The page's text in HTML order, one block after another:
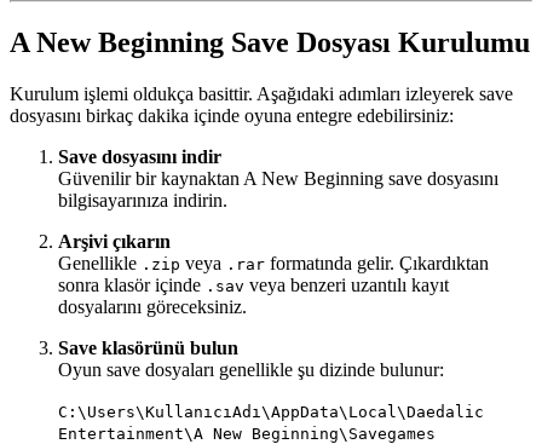
A New Beginning Save Dosyası Kurulumu
Kurulum işlemi oldukça basittir. Aşağıdaki adımları izleyerek save
dosyasını birkaç dakika içinde oyuna entegre edebilirsiniz:
Save dosyasını indir
Güvenilir bir kaynaktan A New Beginning save dosyasını
bilgisayarınıza indirin.
Arşivi çıkarın
Genellikle .zip veya .rar formatında gelir. Çıkardıktan
sonra klasör içinde .sav veya benzeri uzantılı kayıt
dosyalarını göreceksiniz.
Save klasörünü bulun
Oyun save dosyaları genellikle şu dizinde bulunur:
C:\Users\KullanıcıAdı\AppData\ Local \Daedalic
Entertainment\A New Beginning\Savegames